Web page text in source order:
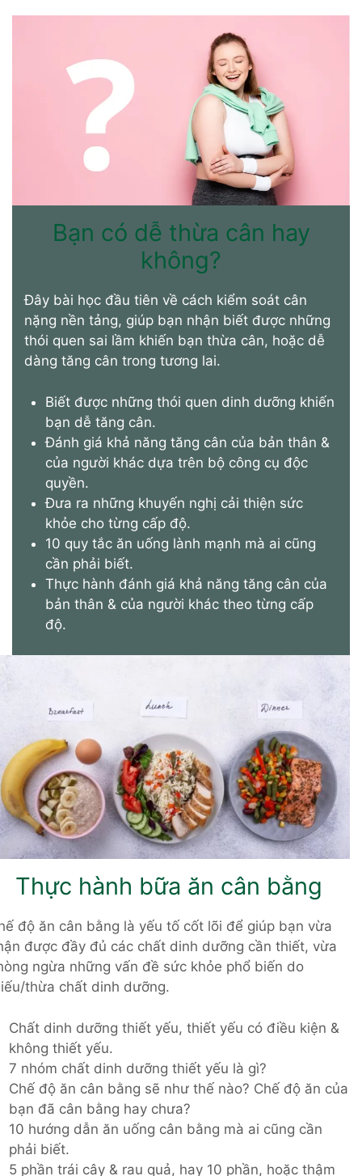
Bạn có dễ thừa cân hay
không?
Đây bài học đầu tiên về cách kiểm soát cân
nặng nền tảng, giúp bạn nhận biết được những
thói quen sai lầm khiến bạn thừa cân, hoặc dễ
dàng tăng cân trong tương lai.
Biết được những thói quen dinh dưỡng khiến
bạn dễ tăng cân.
Đánh giá khả năng tăng cân của bản thân &
của người khác dựa trên bộ công cụ độc
quyền.
Đưa ra những khuyến nghị cải thiện sức
khỏe cho từng cấp độ.
10 quy tắc ăn uống lành mạnh mà ai cũng
cần phải biết.
Thực hành đánh giá khả năng tăng cân của
bản thân & của người khác theo từng cấp
độ.
Thực hành bữa ăn cân bằng
độ ăn cân bằng là yếu tố cốt lõi để giúp bạn vừa
được đầy đủ các chất dinh dưỡng cần thiết, vừa
ngừa những vấn đề sức khỏe phổ biến do
thừa chất dinh dưỡng.
Chất dinh dưỡng thiết yếu, thiết yếu có điều kiện &
không thiết yếu.
7 nhóm chất dinh dưỡng thiết yếu là gì?
Chế độ ăn cân bằng sẽ như thế nào? Chế độ ăn của
bạn đã cân bằng hay chưa?
10 hướng dẫn ăn uống cân bằng mà ai cũng cần
phải biết.
5 phần trái cây & rau quả, hay 10 phần, hoặc thậm